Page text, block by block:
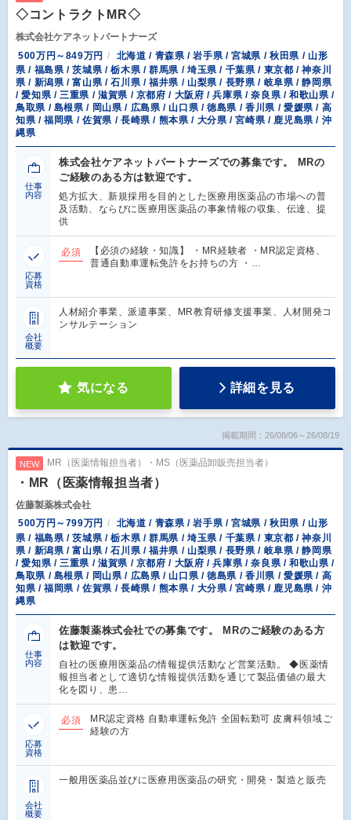
◇コントラクトMR◇
株式会社ケアネットパートナーズ
500万円～849万円
北海道 / 青森県 / 岩手県 / 宮城県 / 秋田県 / 山形
県 / 福島県 / 茨城県 / 栃木県 / 群馬県 / 埼玉県 / 千葉県 / 東京都 / 神奈川
県 / 新潟県 / 富山県 / 石川県 / 福井県 / 山梨県 / 長野県 / 岐阜県 / 静岡県
/ 愛知県 / 三重県 / 滋賀県 / 京都府 / 大阪府 / 兵庫県 / 奈良県 / 和歌山県 /
鳥取県 / 島根県 / 岡山県 / 広島県 / 山口県 / 徳島県 / 香川県 / 愛媛県 / 高
知県 / 福岡県 / 佐賀県 / 長崎県 / 熊本県 / 大分県 / 宮崎県 / 鹿児島県 / 沖
縄県
仕事
内容
株式会社ケアネットパートナーズでの募集です。 MRの
ご経験のある方は歓迎です。
処方拡大、新規採用を目的とした医療用医薬品の市場への普
及活動、ならびに医療用医薬品の事象情報の収集、伝達、提
供
応募
資格
必須
【必須の経験・知識】 ・MR経験者 ・MR認定資格、
普通自動車運転免許をお持ちの方 ・…
会社
概要
人材紹介事業、派遣事業、MR教育研修支援事業、人材開発コ
ンサルテーション
気になる 詳細を見る
掲載期間：26/08/06～26/08/19
NEW MR（医薬情報担当者）・MS（医薬品卸販売担当者）
・MR（医薬情報担当者）
佐藤製薬株式会社
500万円～799万円
北海道 / 青森県 / 岩手県 / 宮城県 / 秋田県 / 山形
県 / 福島県 / 茨城県 / 栃木県 / 群馬県 / 埼玉県 / 千葉県 / 東京都 / 神奈川
県 / 新潟県 / 富山県 / 石川県 / 福井県 / 山梨県 / 長野県 / 岐阜県 / 静岡県
/ 愛知県 / 三重県 / 滋賀県 / 京都府 / 大阪府 / 兵庫県 / 奈良県 / 和歌山県 /
鳥取県 / 島根県 / 岡山県 / 広島県 / 山口県 / 徳島県 / 香川県 / 愛媛県 / 高
知県 / 福岡県 / 佐賀県 / 長崎県 / 熊本県 / 大分県 / 宮崎県 / 鹿児島県 / 沖
縄県
仕事
内容
佐藤製薬株式会社での募集です。 MRのご経験のある方
は歓迎です。
自社の医療用医薬品の情報提供活動など営業活動。 ◆医薬情
報担当者として適切な情報提供活動を通じて製品価値の最大
化を図り、患…
応募
資格
必須
MR認定資格 自動車運転免許 全国転勤可 皮膚科領域ご
経験の方
会社
概要
一般用医薬品並びに医療用医薬品の研究・開発・製造と販売